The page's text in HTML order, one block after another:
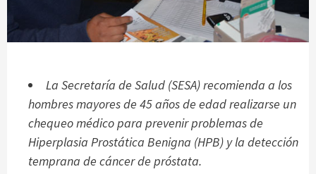
La Secretaría de Salud (SESA) recomienda a los
hombres mayores de 45 años de edad realizarse un
chequeo médico para prevenir problemas de
Hiperplasia Prostática Benigna (HPB) y la detección
temprana de cáncer de próstata.